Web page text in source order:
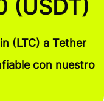
(USDT)
(LTC) a Tether
con nuestro